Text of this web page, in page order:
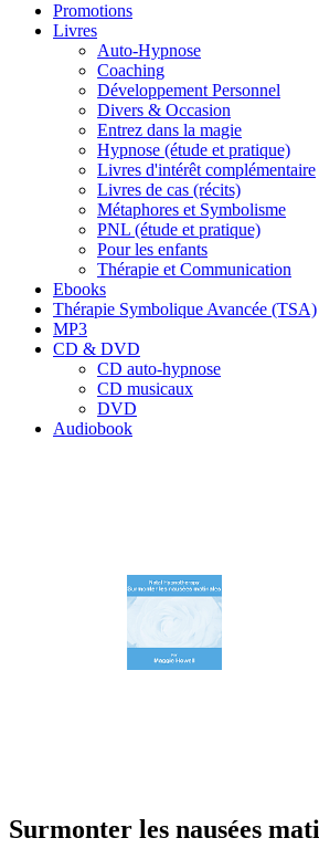
Promotions
Livres
Auto-Hypnose
Coaching
Développement Personnel
Divers & Occasion
Entrez dans la magie
Hypnose (étude et pratique)
Livres d'intérêt complémentaire
Livres de cas (récits)
Métaphores et Symbolisme
PNL (étude et pratique)
Pour les enfants
Thérapie et Communication
Ebooks
Thérapie Symbolique Avancée (TSA)
MP3
CD & DVD
CD auto-hypnose
CD musicaux
DVD
Audiobook
Surmonter les nausées